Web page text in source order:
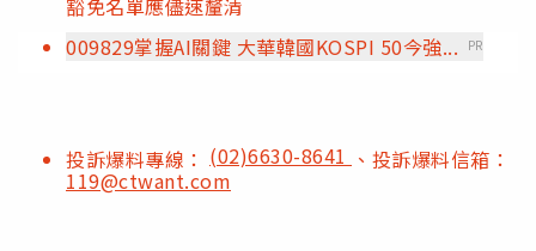
豁免名單應儘速釐清
009829掌握AI關鍵 大華韓國KOSPI 50今強...
PR
投訴爆料專線： (02)6630-8641 、投訴爆料信箱：
119@ctwant.com